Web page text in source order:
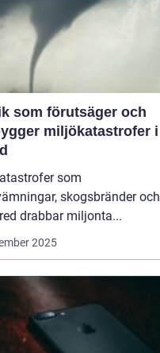
som förutsäger och
miljökatastrofer i
som
skogsbränder och
drabbar miljonta...
2025